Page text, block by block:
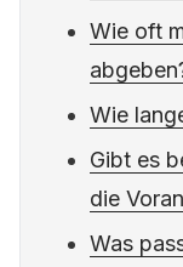
Wie oft
Wie
Gibt es
die
Was